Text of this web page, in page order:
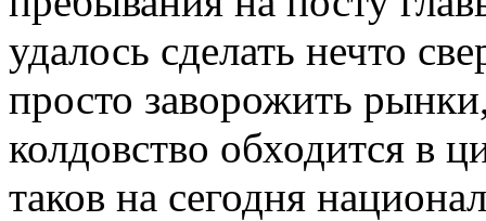
удалось сделать нечто
просто заворожить
колдовство обходится в
таков на сегодня